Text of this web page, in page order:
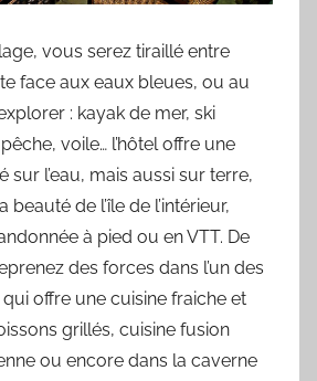
vous serez tiraillé entre
face aux eaux bleues, ou au
: kayak de mer, ski
voile… l’hôtel offre une
sur l’eau, mais aussi sur terre,
de l’île de l’intérieur,
à pied ou en VTT. De
des forces dans l’un des
offre une cuisine fraiche et
grillés, cuisine fusion
ou encore dans la caverne